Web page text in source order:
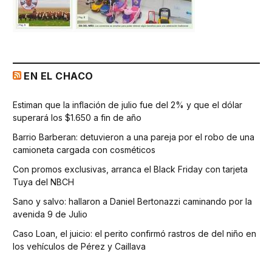
EN EL CHACO
Estiman que la inflación de julio fue del 2% y que el dólar
superará los $1.650 a fin de año
Barrio Barberan: detuvieron a una pareja por el robo de una
camioneta cargada con cosméticos
Con promos exclusivas, arranca el Black Friday con tarjeta
Tuya del NBCH
Sano y salvo: hallaron a Daniel Bertonazzi caminando por la
avenida 9 de Julio
Caso Loan, el juicio: el perito confirmó rastros de del niño en
los vehículos de Pérez y Caillava